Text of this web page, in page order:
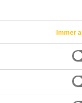
Immer